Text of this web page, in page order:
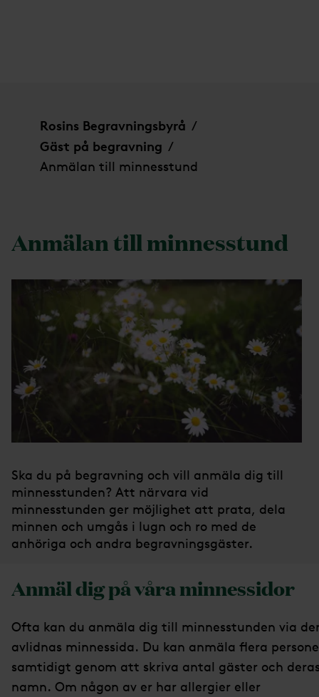
Rosins Begravningsbyrå /
Gäst på begravning /
Anmälan till minnesstund
Anmälan till minnesstund
Ska du på begravning och vill anmäla dig till
minnesstunden? Att närvara vid
minnesstunden ger möjlighet att prata, dela
minnen och umgås i lugn och ro med de
anhöriga och andra begravningsgäster.
Anmäl dig på våra minnessidor
Ofta kan du anmäla dig till minnesstunden via
avlidnas minnessida. Du kan anmäla flera
samtidigt genom att skriva antal gäster och
namn. Om någon av er har allergier eller